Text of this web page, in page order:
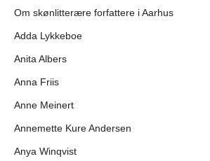
Om skønlitterære forfattere i Aarhus
Adda Lykkeboe
Anita Albers
Anna Friis
Anne Meinert
Annemette Kure Andersen
Anya Winqvist